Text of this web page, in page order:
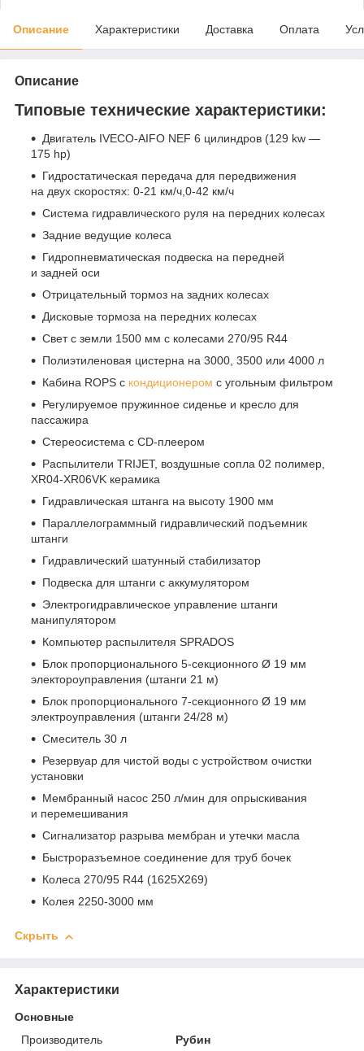
Описание Характеристики Доставка Оплата
Описание
Типовые технические характеристики:
Двигатель IVECO-AIFO NEF 6 цилиндров (129 kw —
175 hp)
Гидростатическая передача для передвижения
на двух скоростях: 0-21 км/ч,0-42 км/ч
Система гидравлического руля на передних колесах
Задние ведущие колеса
Гидропневматическая подвеска на передней
и задней оси
Отрицательный тормоз на задних колесах
Дисковые тормоза на передних колесах
Свет с земли 1500 мм с колесами 270/95 R44
Полиэтиленовая цистерна на 3000, 3500 или 4000 л
Кабина ROPS с кондиционером с угольным фильтром
Регулируемое пружинное сиденье и кресло для
пассажира
Стереосистема с CD-плеером
Распылители TRIJET, воздушные сопла 02 полимер,
XR04-XR06VK керамика
Гидравлическая штанга на высоту 1900 мм
Параллелограммный гидравлический подъемник
штанги
Гидравлический шатунный стабилизатор
Подвеска для штанги с аккумулятором
Электрогидравлическое управление штанги
манипулятором
Компьютер распылителя SPRADOS
Блок пропорционального 5-секционного Ø 19 мм
электороуправления (штанги 21 м)
Блок пропорционального 7-секционного Ø 19 мм
электроуправления (штанги 24/28 м)
Смеситель 30 л
Резервуар для чистой воды с устройством очистки
установки
Мембранный насос 250 л/мин для опрыскивания
и перемешивания
Сигнализатор разрыва мембран и утечки масла
Быстроразъемное соединение для труб бочек
Колеса 270/95 R44 (1625X269)
Колея 2250-3000 мм
Скрыть
Характеристики
Основные
Производитель
Рубин